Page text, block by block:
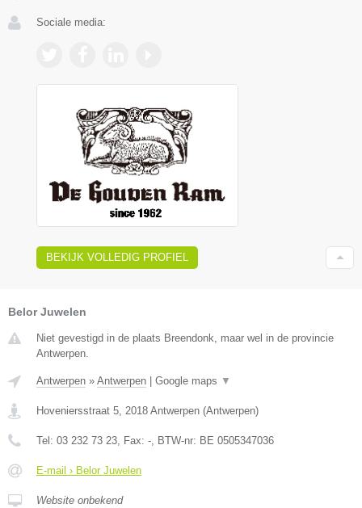
Sociale media:
BEKIJK VOLLEDIG PROFIEL
Belor Juwelen
Niet gevestigd in de plaats Breendonk, maar wel in de provincie
Antwerpen.
Antwerpen » Antwerpen Google maps ▼
Hoveniersstraat 5, 2018 Antwerpen (Antwerpen)
Tel: 03 232 73 23, Fax: -, BTW-nr: BE 0505347036
E-mail › Belor Juwelen
Website onbekend